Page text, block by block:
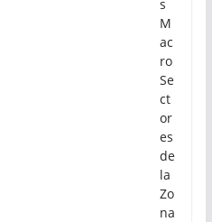
s
M
ac
ro
Se
ct
or
es
de
la
Zo
na